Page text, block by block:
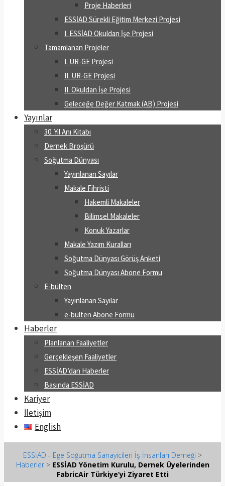
Proje Haberleri
ESSİAD Sürekli Eğitim Merkezi Projesi
I. ESSİAD Okuldan İşe Projesi
Tamamlanan Projeler
I. UR-GE Projesi
II. UR-GE Projesi
II. Okuldan İşe Projesi
Geleceğe Değer Katmak (AB) Projesi
Yayınlar
30. Yıl Anı Kitabı
Dernek Broşürü
Soğutma Dünyası
Yayınlanan Sayılar
Makale Fihristi
Hakemli Makaleler
Bilimsel Makaleler
Konuk Yazarlar
Makale Yazım Kuralları
Soğutma Dünyası Görüş Anketi
Soğutma Dünyası Abone Formu
E-bülten
Yayınlanan Sayılar
e-bülten Abone Formu
Haberler
Planlanan Faaliyetler
Gerçekleşen Faaliyetler
ESSİAD’dan Haberler
Basında ESSİAD
Kariyer
İletişim
English
ESSİAD - Ege Soğutma Sanayicileri İş İnsanları Derneği >
Haberler> ESSİAD Yönetim Kurulu, Dernek Üyelerinden
FabricAir Türkiye’yi Ziyaret Etti